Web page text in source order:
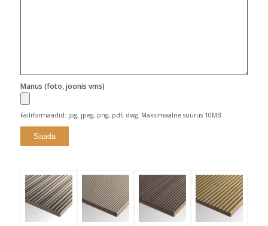
Manus (foto, joonis vms)
Failiformaadid: jpg, jpeg, png, pdf, dwg. Maksimaalne suurus 10MB.